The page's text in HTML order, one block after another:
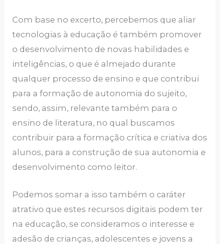
Com base no excerto, percebemos que aliar
tecnologias à educação é também promover
o desenvolvimento de novas habilidades e
inteligências, o que é almejado durante
qualquer processo de ensino e que contribui
para a formação de autonomia do sujeito,
sendo, assim, relevante também para o
ensino de literatura, no qual buscamos
contribuir para a formação crítica e criativa dos
alunos, para a construção de sua autonomia e
desenvolvimento como leitor.
Podemos somar a isso também o caráter
atrativo que estes recursos digitais podem ter
na educação, se consideramos o interesse e
adesão de crianças, adolescentes e jovens a